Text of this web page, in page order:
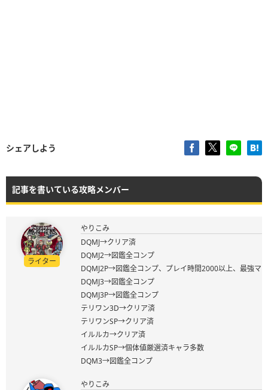
シェアしよう
記事を書いている攻略メンバー
ライター
やりこみ
DQMJ→クリア済
DQMJ2→図鑑全コンプ
DQMJ2P→図鑑全コンプ、プレイ時間2000以上、最強マ
DQMJ3→図鑑全コンプ
DQMJ3P→図鑑全コンプ
テリワン3D→クリア済
テリワンSP→クリア済
イルルカ→クリア済
イルルカSP→個体値厳選済キャラ多数
DQM3→図鑑全コンプ
やりこみ